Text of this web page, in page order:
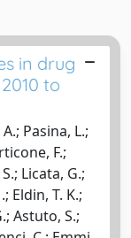
in drug
to
Pasina, L.;
F.;
Licata, G.;
Eldin, T. K.;
Astuto, S.;